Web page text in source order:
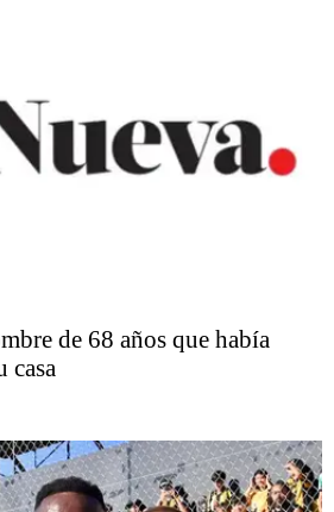
de 68 años que había
casa